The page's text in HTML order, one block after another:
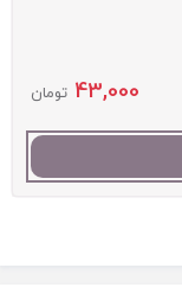
43,000 تومان